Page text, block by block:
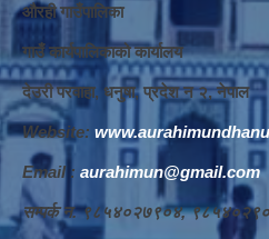
औरही गाउँपालिका
गाउँ कार्यपालिकाको कार्यालय
देउरी परवाहा, धनुषा, प्रदेश न‌‍ २, नेपाल
Website:
Email : aurahimun@gmail.com
सम्पर्क न‌‍. ९८५४०२७९०४,